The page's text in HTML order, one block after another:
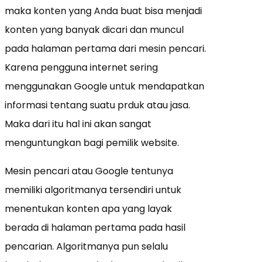
maka konten yang Anda buat bisa menjadi
konten yang banyak dicari dan muncul
pada halaman pertama dari mesin pencari.
Karena pengguna internet sering
menggunakan Google untuk mendapatkan
informasi tentang suatu prduk atau jasa.
Maka dari itu hal ini akan sangat
menguntungkan bagi pemilik website.
Mesin pencari atau Google tentunya
memiliki algoritmanya tersendiri untuk
menentukan konten apa yang layak
berada di halaman pertama pada hasil
pencarian. Algoritmanya pun selalu